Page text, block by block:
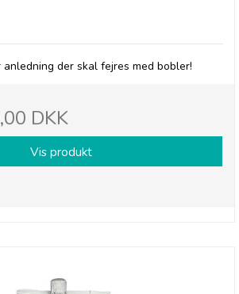
der skal fejres med bobler!
DKK
Vis produkt